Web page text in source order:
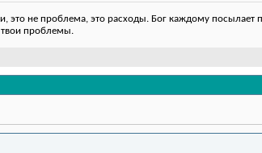
это не проблема, это расходы. Бог каждому
твои проблемы.